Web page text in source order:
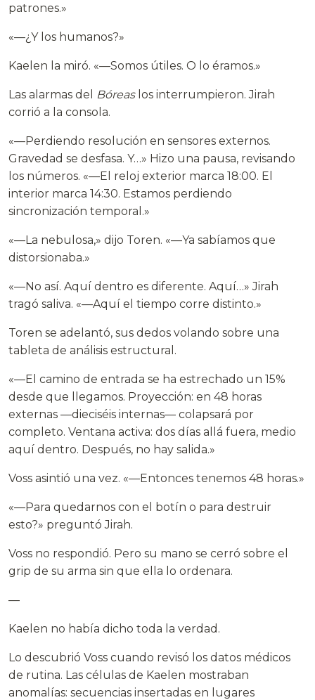
patrones.»
«—¿Y los humanos?»
Kaelen la miró. «—Somos útiles. O lo éramos.»
Las alarmas del Bóreaslos interrumpieron. Jirah
corrió a la consola.
«—Perdiendo resolución en sensores externos.
Gravedad se desfasa. Y…» Hizo una pausa, revisando
los números. «—El reloj exterior marca 18:00. El
interior marca 14:30. Estamos perdiendo
sincronización temporal.»
«—La nebulosa,» dijo Toren. «—Ya sabíamos que
distorsionaba.»
«—No así. Aquí dentro es diferente. Aquí…» Jirah
tragó saliva. «—Aquí el tiempo corre distinto.»
Toren se adelantó, sus dedos volando sobre una
tableta de análisis estructural.
«—El camino de entrada se ha estrechado un 15%
desde que llegamos. Proyección: en 48 horas
externas —dieciséis internas— colapsará por
completo. Ventana activa: dos días allá fuera, medio
aquí dentro. Después, no hay salida.»
Voss asintió una vez. «—Entonces tenemos 48 horas.»
«—Para quedarnos con el botín o para destruir
esto?» preguntó Jirah.
Voss no respondió. Pero su mano se cerró sobre el
grip de su arma sin que ella lo ordenara.
—
Kaelen no había dicho toda la verdad.
Lo descubrió Voss cuando revisó los datos médicos
de rutina. Las células de Kaelen mostraban
anomalías: secuencias insertadas en lugares